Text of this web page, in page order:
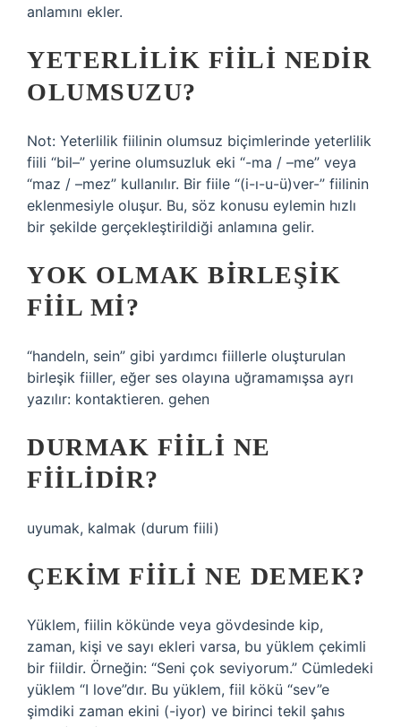
anlamını ekler.
YETERLILIK FIILI NEDIR
OLUMSUZU?
Not: Yeterlilik fiilinin olumsuz biçimlerinde yeterlilik
fiili “bil–” yerine olumsuzluk eki “-ma / –me” veya
“maz / –mez” kullanılır. Bir fiile “(i-ı-u-ü)ver-” fiilinin
eklenmesiyle oluşur. Bu, söz konusu eylemin hızlı
bir şekilde gerçekleştirildiği anlamına gelir.
YOK OLMAK BIRLEŞIK
FIIL MI?
“handeln, sein” gibi yardımcı fiillerle oluşturulan
birleşik fiiller, eğer ses olayına uğramamışsa ayrı
yazılır: kontaktieren. gehen
DURMAK FIILI NE
FIILIDIR?
uyumak, kalmak (durum fiili)
ÇEKIM FIILI NE DEMEK?
Yüklem, fiilin kökünde veya gövdesinde kip,
zaman, kişi ve sayı ekleri varsa, bu yüklem çekimli
bir fiildir. Örneğin: “Seni çok seviyorum.” Cümledeki
yüklem “I love”dır. Bu yüklem, fiil kökü “sev”e
şimdiki zaman ekini (-iyor) ve birinci tekil şahıs